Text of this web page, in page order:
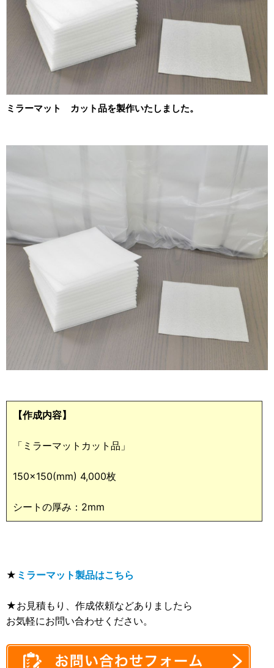
ミラーマット カット品を製作いたしました。
【作成内容】
「ミラーマットカット品」
150×150(mm) 4,000枚
シートの厚み：2mm
★ ミラーマット製品はこちら
★お見積もり、作成依頼などありましたら
お気軽にお問い合わせください。
■その他資材
楽器・音響機器用
瓶・缶・ボトル用
スポーツ・アウトドア・健康用
車・モビリティ用
産業・電化製品用
ノベルティ
アニメ関連
2019年
2018年
2015年
2009年